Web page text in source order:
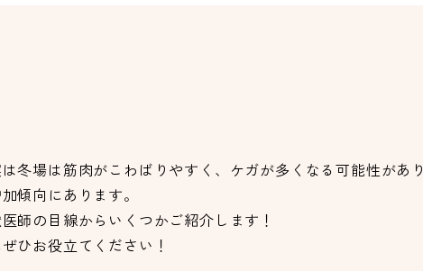
冬場は筋肉がこわばりやすく、ケガが多くなる可能性があ
傾向にあります。
師の目線からいくつかご紹介します！
ひお役立てください！